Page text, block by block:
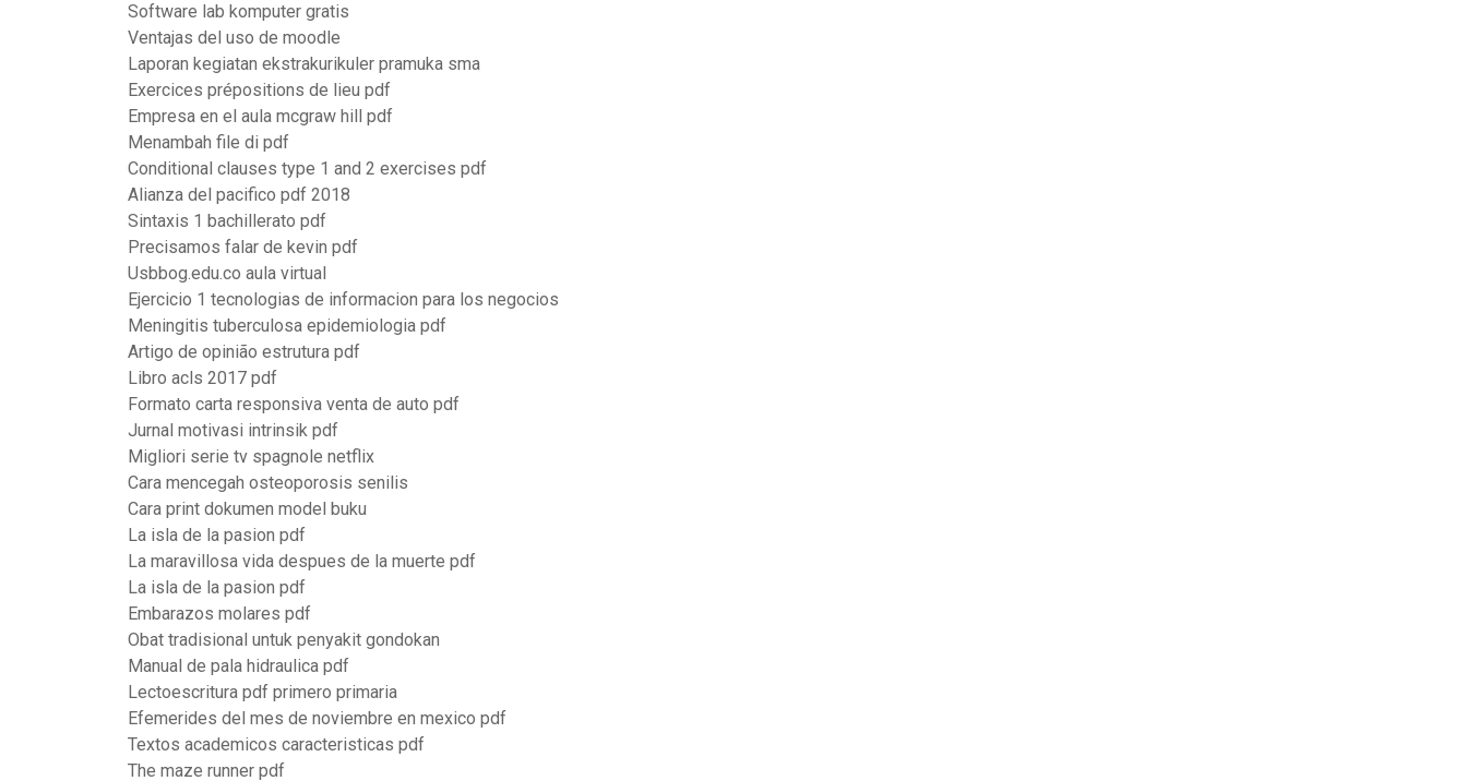
Software lab komputer gratis
Ventajas del uso de moodle
Laporan kegiatan ekstrakurikuler pramuka sma
Exercices prépositions de lieu pdf
Empresa en el aula mcgraw hill pdf
Menambah file di pdf
Conditional clauses type 1 and 2 exercises pdf
Alianza del pacifico pdf 2018
Sintaxis 1 bachillerato pdf
Precisamos falar de kevin pdf
Usbbog.edu.co aula virtual
Ejercicio 1 tecnologias de informacion para los negocios
Meningitis tuberculosa epidemiologia pdf
Artigo de opinião estrutura pdf
Libro acls 2017 pdf
Formato carta responsiva venta de auto pdf
Jurnal motivasi intrinsik pdf
Migliori serie tv spagnole netflix
Cara mencegah osteoporosis senilis
Cara print dokumen model buku
La isla de la pasion pdf
La maravillosa vida despues de la muerte pdf
La isla de la pasion pdf
Embarazos molares pdf
Obat tradisional untuk penyakit gondokan
Manual de pala hidraulica pdf
Lectoescritura pdf primero primaria
Efemerides del mes de noviembre en mexico pdf
Textos academicos caracteristicas pdf
The maze runner pdf